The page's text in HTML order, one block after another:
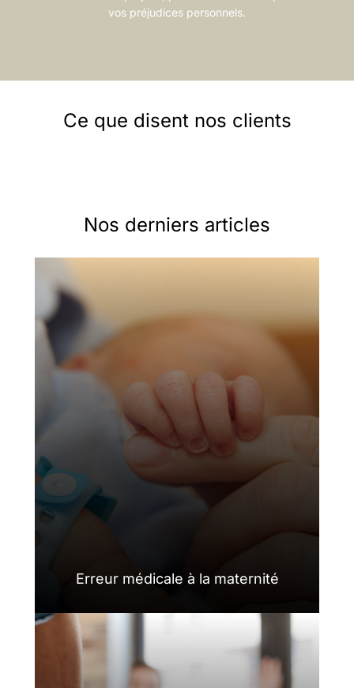
vos préjudices personnels.
Ce que disent nos clients
Nos derniers articles
Erreur médicale à la maternité